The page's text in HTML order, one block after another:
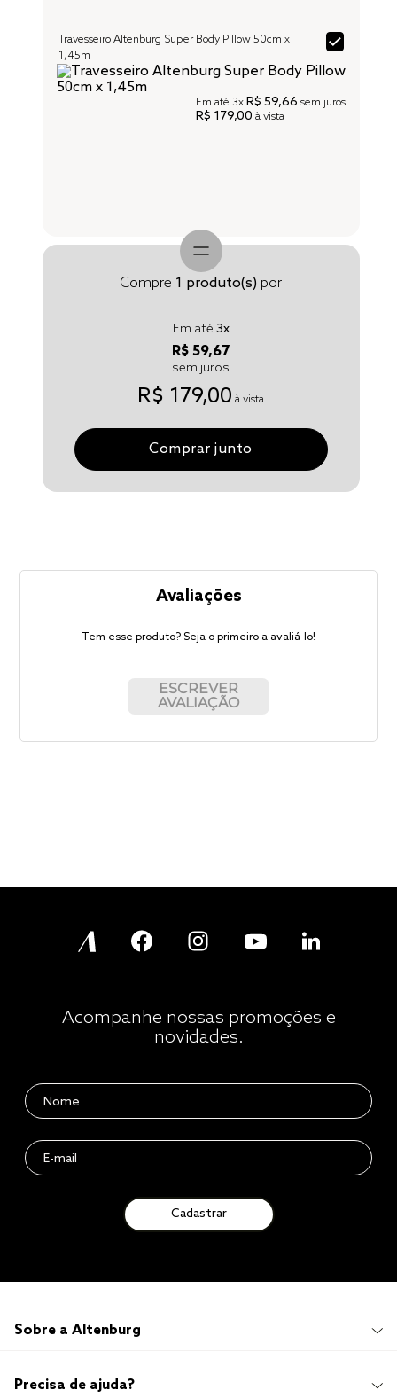
Travesseiro Altenburg Super Body Pillow 50cm x
1,45m
Em até 3x R$ 59,66 sem juros
R$ 179,00 à vista
Compre 1 produto(s) por
Em até 3x
R$ 59,67
sem juros
R$ 179,00 à vista
Comprar junto
Avaliações
Tem esse produto? Seja o primeiro a avaliá-lo!
ESCREVER
AVALIAÇÃO
Acompanhe nossas promoções e
novidades.
Cadastrar
Sobre a Altenburg
Institucional
Precisa de ajuda?